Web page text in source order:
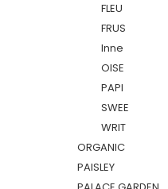
FLEU
FRUS
Inne
OISE
PAPI
SWEE
WRIT
ORGANIC
PAISLEY